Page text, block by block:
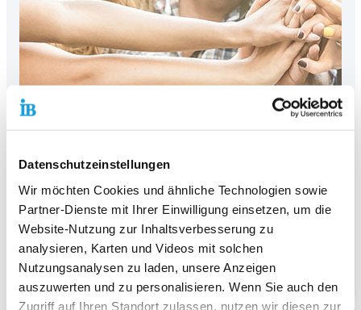
Datenschutzeinstellungen
Wir möchten Cookies und ähnliche Technologien sowie
Partner-Dienste mit Ihrer Einwilligung einsetzen, um die
Website-Nutzung zur Inhaltsverbesserung zu
analysieren, Karten und Videos mit solchen
Nutzungsanalysen zu laden, unsere Anzeigen
auszuwerten und zu personalisieren. Wenn Sie auch den
Zugriff auf Ihren Standort zulassen, nutzen wir diesen zur
Politische Bildung im IB
Demokratie ist keine Selbstverständlichkeit – sie braucht
politische Bildung!
Hier klicken und mehr zu den Angeboten und aktuellen
Workshops erfahren!